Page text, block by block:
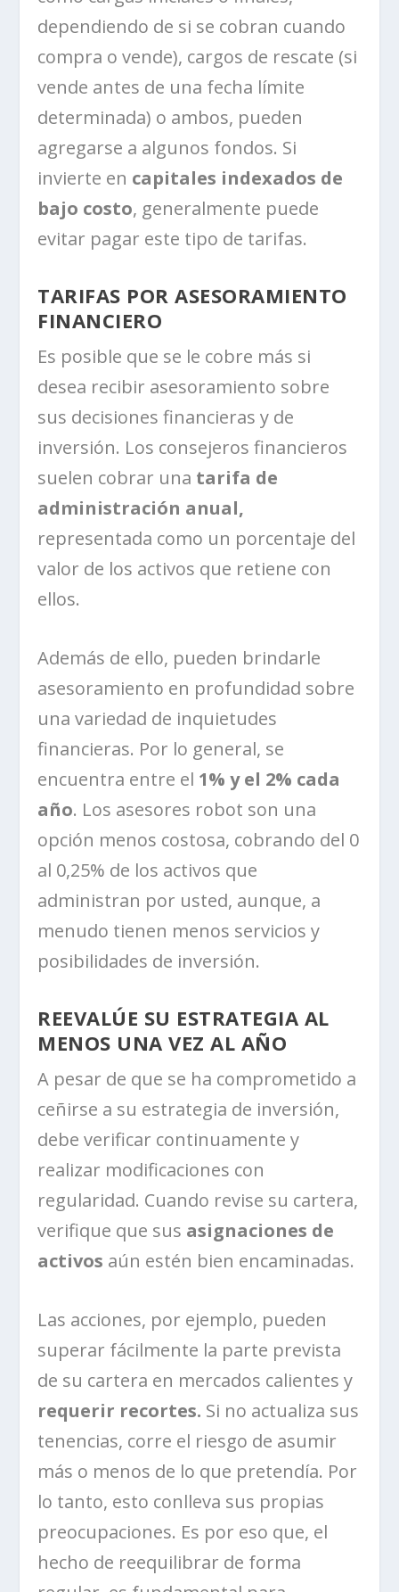
dependiendo de si se cobran cuando
compra o vende), cargos de rescate (si
vende antes de una fecha límite
determinada) o ambos, pueden
agregarse a algunos fondos. Si
invierte en capitales indexados de
bajo costo, generalmente puede
evitar pagar este tipo de tarifas.
TARIFAS POR ASESORAMIENTO
FINANCIERO
Es posible que se le cobre más si
desea recibir asesoramiento sobre
sus decisiones financieras y de
inversión. Los consejeros financieros
suelen cobrar una tarifa de
administración anual,
representada como un porcentaje del
valor de los activos que retiene con
ellos.
Además de ello, pueden brindarle
asesoramiento en profundidad sobre
una variedad de inquietudes
financieras. Por lo general, se
encuentra entre el 1% y el 2% cada
año. Los asesores robot son una
opción menos costosa, cobrando del 0
al 0,25% de los activos que
administran por usted, aunque, a
menudo tienen menos servicios y
posibilidades de inversión.
REEVALÚE SU ESTRATEGIA AL
MENOS UNA VEZ AL AÑO
A pesar de que se ha comprometido a
ceñirse a su estrategia de inversión,
debe verificar continuamente y
realizar modificaciones con
regularidad. Cuando revise su cartera,
verifique que sus asignaciones de
activos aún estén bien encaminadas.
Las acciones, por ejemplo, pueden
superar fácilmente la parte prevista
de su cartera en mercados calientes y
requerir recortes. Si no actualiza sus
tenencias, corre el riesgo de asumir
más o menos de lo que pretendía. Por
lo tanto, esto conlleva sus propias
preocupaciones. Es por eso que, el
hecho de reequilibrar de forma